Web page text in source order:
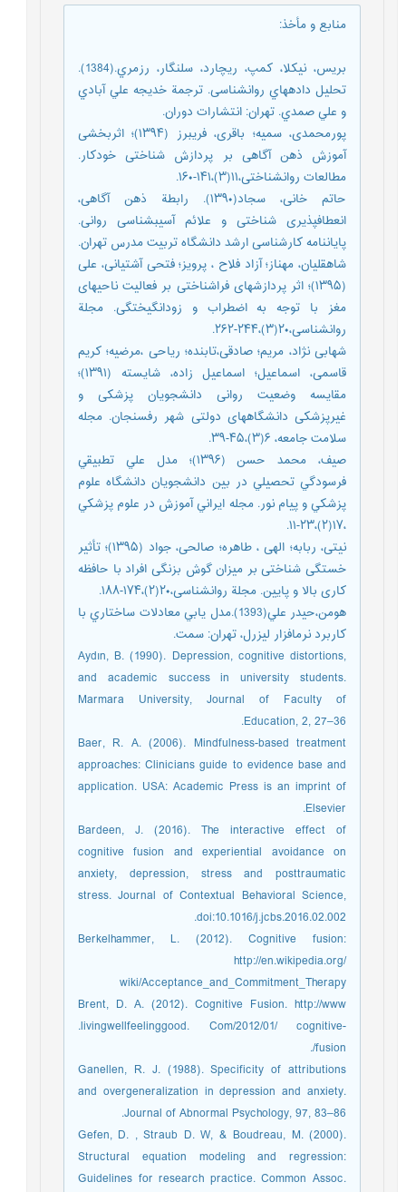
منابع و مأخذ:
بريس، نيکلا، کمپ، ريچارد، سلنگار، رزمري.(1384).
تحليل دادههاي روانشناسی. ترجمة خديجه علي آبادي
و علي صمدي. تهران: انتشارات دوران.
پورمحمدی، سمیه؛ باقری، فریبرز (۱۳۹۴)؛ اثربخشی
آموزش ذهن آگاهی بر پردازش شناختی خودکار.
مطالعات روانشناختی،۱۱(۳)،۱۴۱-۱۶۰.
حاتم خانی، سجاد(۱۳۹۰). رابطة ذهن آگاهی،
انعطافپذیری شناختی و علائم آسیبشناسی روانی.
پایاننامه کارشناسی ارشد دانشگاه تربیت مدرس تهران.
شاهقلیان، مهناز؛ آزاد فلاح ، پرویز؛ فتحی آشتیانی، علی
(۱۳۹۵)؛ اثر پردازشهای فراشناختی بر فعالیت ناحیهای
مغز با توجه به اضطراب و زودانگیختگی. مجلة
روانشناسی،۲۰(۳)،۲۴۴-۲۶۲.
شهابی نژاد، مریم؛ صادقی،تابنده؛ ریاحی ،مرضیه؛ کریم
قاسمی، اسماعیل؛ اسماعیل زاده، شایسته (۱۳۹۱)؛
مقایسه وضعیت روانی دانشجویان پزشکی و
غیرپزشکی دانشگاههای دولتی شهر رفسنجان. مجله
سلامت جامعه، ۶(۳)،۴۵-۳۹.
صیف، محمد حسن (۱۳۹۶)؛ مدل علي تطبيقي
فرسودگي تحصيلي در بين دانشجويان دانشگاه علوم
پزشكي و پيام نور. مجله ايراني آموزش در علوم پزشكي
نیتی، ربابه؛ الهی ، طاهره؛ صالحی، جواد (۱۳۹۵)؛ تأثیر
خستگی شناختی بر میزان گوش بزنگی افراد با حافظه
کاری بالا و پایین. مجلة روانشناسی،۲۰(۲)،۱۷۴-۱۸۸.
هومن،حيدر علي(1393).مدل يابي معادلات ساختاري با
کاربرد نرمافزار ليزرل، تهران: سمت.
Aydın, B. (1990). Depression, cognitive distortions,
and academic success in university students.
Marmara University, Journal of Faculty of
Education, 2, 27–36.
Baer, R. A. (2006). Mindfulness-based treatment
approaches: Clinicians guide to evidence base and
application. USA: Academic Press is an imprint of
Elsevier.
Bardeen, J. (2016). The interactive effect of
cognitive fusion and experiential avoidance on
anxiety, depression, stress and posttraumatic
stress. Journal of Contextual Behavioral Science,
doi:10.1016/j.jcbs.2016.02.002.
Berkelhammer, L. (2012). Cognitive fusion:
http://en.wikipedia.org/
wiki/Acceptance_and_Commitment_Therapy
Brent, D. A. (2012). Cognitive Fusion. http://www
.livingwellfeelinggood. Com/2012/01/ cognitive-
fusion/.
Ganellen, R. J. (1988). Specificity of attributions
and overgeneralization in depression and anxiety.
Journal of Abnormal Psychology, 97, 83–86.
Gefen, D. , Straub D. W, & Boudreau, M. (2000).
Structural equation modeling and regression:
Guidelines for research practice. Common Assoc.